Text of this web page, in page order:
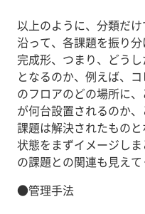
以上のように、分類だ
沿って、各課題を振り
完成形、つまり、どう
となるのか、例えば、
のフロアのどの場所に
が何台設置されるのか
課題は解決されたもの
状態をまずイメージし
の課題との関連も見え
●管理手法